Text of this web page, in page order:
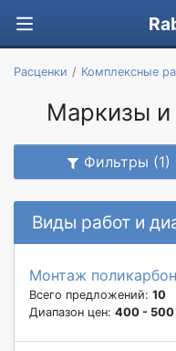
Расценки Комплексные
Маркизы и
Фильтры (1)
Виды работ и
Монтаж
Всего предложений: 10
Диапазон цен: 400 - 500